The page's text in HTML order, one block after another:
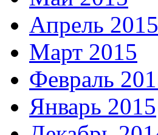
Апрель 2015
Март 2015
Февраль
Январь 2015